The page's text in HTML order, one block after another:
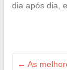
dia após dia,
← As